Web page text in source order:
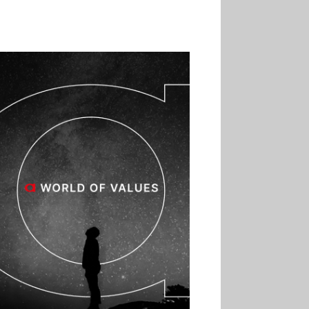
investissements pour
réduire sa consommation
d’eau
01.07
Aldi Studio lance sa
première collection capsule
inspirée de ses codes
visuels
01.07
Cafom annonce
des résultats semestriels en
hausse, portés par le e-
commerce
30.06
La Sportiva affiche
une croissance solide en